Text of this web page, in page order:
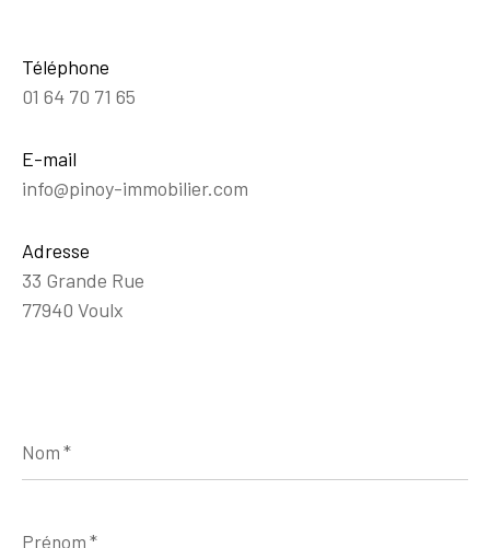
Téléphone
01 64 70 71 65
E-mail
info@pinoy-immobilier.com
Adresse
33 Grande Rue
77940 Voulx
*
*